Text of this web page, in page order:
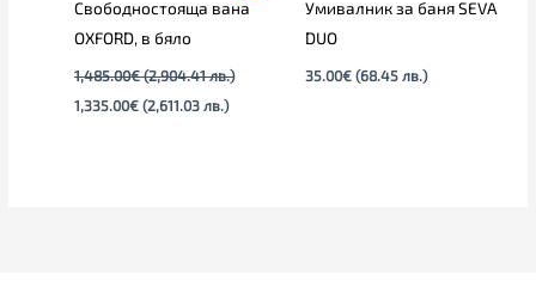
Свободностояща вана
OXFORD, в бяло
1,485.00€ (2,904.41 лв.)
1,335.00€ (2,611.03 лв.)
Умивалник за баня SEVA
DUO
35.00€ (68.45 лв.)